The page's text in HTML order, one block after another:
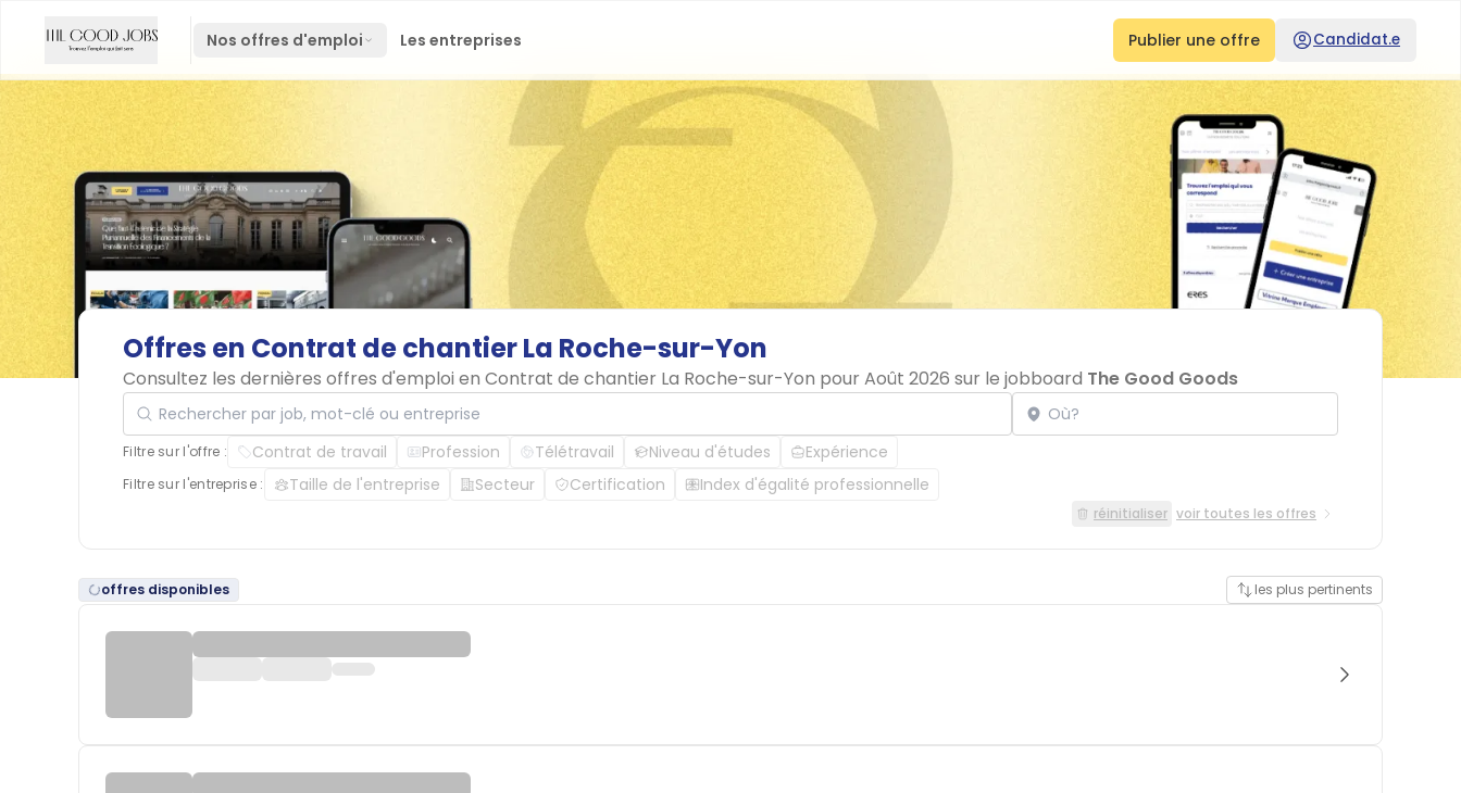
Nos offres d'emploi Les entreprises Publier une offre Candidat.e
Offres en Contrat dechantierLa Roche-sur-Yon
Consultez les dernières offres d'emploi en Contrat de chantier La Roche-sur-Yon pour Août 2026 sur le jobboard The Good Goods
Rechercher par job, mot-clé ou entreprise Localisation
Filtre sur l'offre : Contrat de travail Profession Télétravail Niveau d'études Expérience
Filtre sur l'entreprise : Taille de l'entreprise Secteur Certification Index d'égalité professionnelle
réinitialiser voir toutes les offres
offres disponibles les plus pertinents